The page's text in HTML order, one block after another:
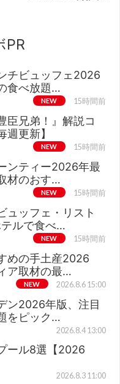
PR
チビュッフェ2026
食べ放題…
NEW 15時間前
臣兄弟！』解説コ
週更新】
NEW 15時間前
ンティー2026年最
材のおす…
NEW 15時間前
ュッフェ・リスト
ルで食べ…
NEW 15時間前
めの手土産2026
ア取材の最…
NEW 2026.8.6 15:00
ン2026年版、注目
をピック…
2026.8.4 13:00
ール8選【2026
2026.8.3 11:00